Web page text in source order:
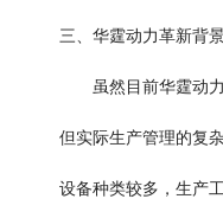
三、华霆动力革新背
虽然目前华霆动
但实际生产管理的复
设备种类较多，生产